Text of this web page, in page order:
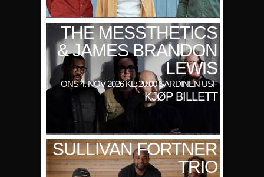
THE MESSTHETICS
& JAMES BRANDON
LEWIS
ONS 4. NOV 2026 KL: 20:00 SARDINEN USF
KJØP BILLETT
SULLIVAN FORTNER
TRIO